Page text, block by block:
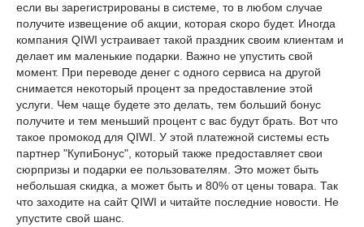
если вы зарегистрированы в системе, то в любом случае
получите извещение об акции, которая скоро будет. Иногда
компания QIWI устраивает такой праздник своим клиентам и
делает им маленькие подарки. Важно не упустить свой
момент. При переводе денег с одного сервиса на другой
снимается некоторый процент за предоставление этой
услуги. Чем чаще будете это делать, тем больший бонус
получите и тем меньший процент с вас будут брать. Вот что
такое промокод для QIWI. У этой платежной системы есть
партнер "КупиБонус", который также предоставляет свои
сюрпризы и подарки ее пользователям. Это может быть
небольшая скидка, а может быть и 80% от цены товара. Так
что заходите на сайт QIWI и читайте последние новости. Не
упустите свой шанс.